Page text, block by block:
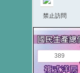
禁止訪問
389